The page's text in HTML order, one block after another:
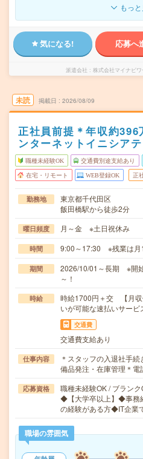
もっ
気になる! 応募へ
派遣会社 株式会社マイナビ
未読 掲載日 2026/08/09
正社員前提＊年収約396
ンターネットイニシア
職種未経験OK 交通費別途支給あり
在宅・リモート WEB登録OK 正
勤務地
東京都千代田区
飯田橋駅から徒歩2分
曜日頻度 月～金 ※土日祝休み
時間 9:00～17:30 ※残業は月
期間
2026/10/01～長期 ※開
～！
時給
時給1700円＋交 【月
いが可能な速払いサービ
交通費
交通費支給あり
仕事内容
＊スタッフの入退社手
備品発注・在庫管理＊
応募資格
職種未経験OK / ブラン
◆【大学卒以上】◆事務
の経験がある方◆IT企業
職場の雰囲気